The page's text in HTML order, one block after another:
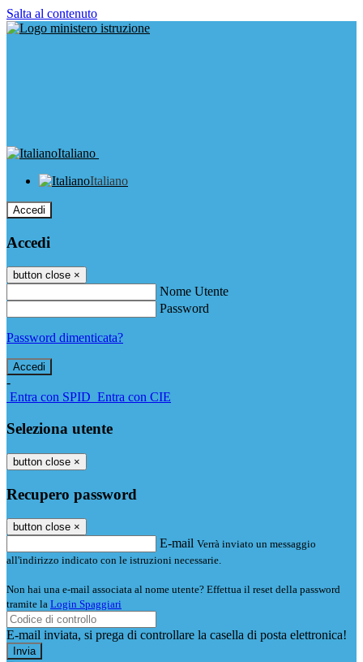
Salta al contenuto
Italiano
Italiano
Accedi
Accedi
button close ×
Nome Utente
Password
Password dimenticata?
-
Entra con SPID Entra con CIE
Seleziona utente
button close ×
Recupero password
button close ×
E-mail Verrà inviato un messaggio
all'indirizzo indicato con le istruzioni necessarie.
Non hai una e-mail associata al nome utente? Effettua il reset della password
tramite la Login Spaggiari
E-mail inviata, si prega di controllare la casella di posta elettronica!